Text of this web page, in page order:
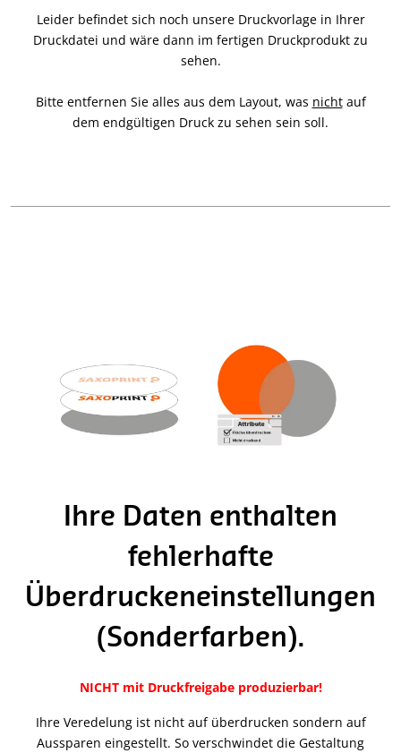
Leider befindet sich noch unsere Druckvorlage in Ihrer
Druckdatei und wäre dann im fertigen Druckprodukt zu
sehen.
Bitte entfernen Sie alles aus dem Layout, was nichtauf
dem endgültigen Druck zu sehen sein soll.
Ihre Daten enthalten
fehlerhafte
Überdruckeneinstellungen
(Sonderfarben).
NICHT mit Druckfreigabe produzierbar!
Ihre Veredelung ist nicht auf überdrucken sondern auf
Aussparen eingestellt. So verschwindet die Gestaltung